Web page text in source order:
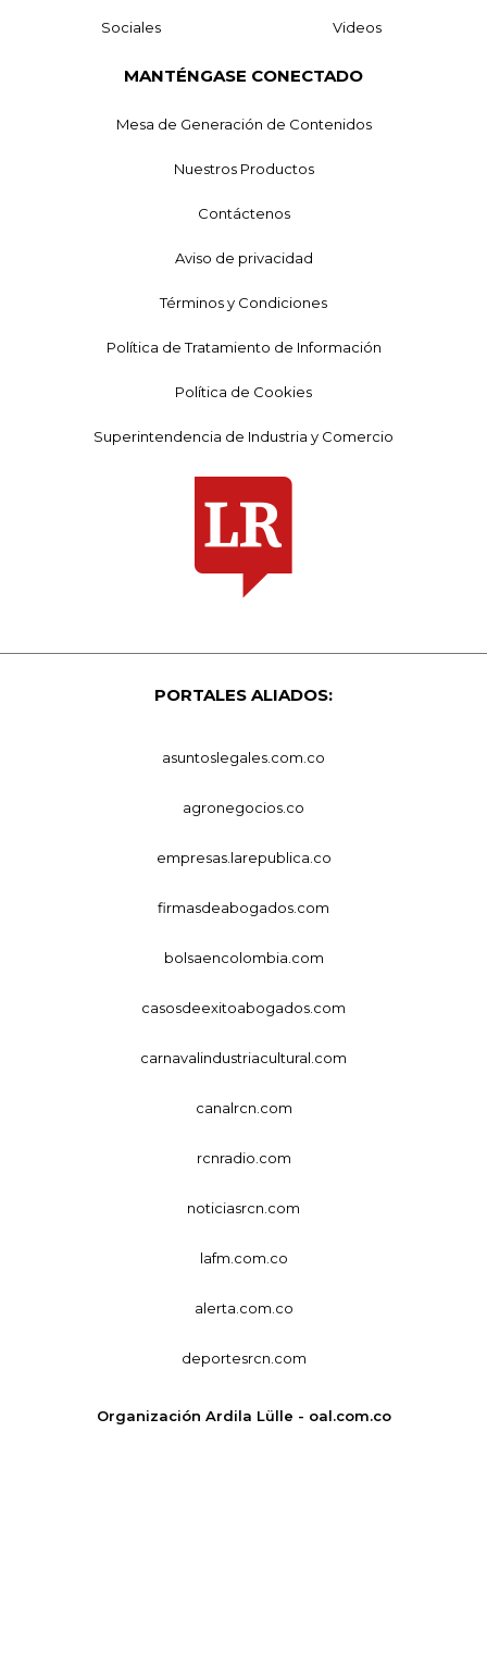
Sociales Videos
MANTÉNGASE CONECTADO
Mesa de Generación de Contenidos
Nuestros Productos
Contáctenos
Aviso de privacidad
Términos y Condiciones
Política de Tratamiento de Información
Política de Cookies
Superintendencia de Industria y Comercio
PORTALES ALIADOS:
asuntoslegales.com.co
agronegocios.co
empresas.larepublica.co
firmasdeabogados.com
bolsaencolombia.com
casosdeexitoabogados.com
carnavalindustriacultural.com
canalrcn.com
rcnradio.com
noticiasrcn.com
lafm.com.co
alerta.com.co
deportesrcn.com
Organización Ardila Lülle - oal.com.co